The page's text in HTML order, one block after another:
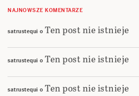
NAJNOWSZE KOMENTARZE
satrustequi o Ten post nie istnieje
satrustequi o Ten post nie istnieje
satrustequi o Ten post nie istnieje